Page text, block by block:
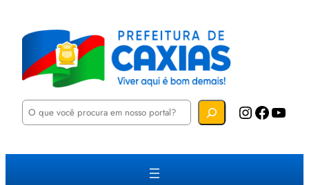
P
u
Instagram Facebook YouTube